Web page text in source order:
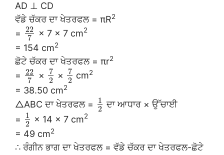
AD ⊥ CD
ਵੱਡੇ ਚੱਕਰ ਦਾ ਖੇਤਰਫਲ = πR2
=
22
7
× 7 × 7 cm2
= 154 cm2
ਛੋਟੇ ਚੱਕਰ ਦਾ ਖੇਤਰਫਲ = πr2
=
22
7
×
7
2
×
7
2 cm2
= 38.50 cm2
△ABC ਦਾ ਖੇਤਰਫਲ =
1
2 ਦਾ ਆਧਾਰ × ਉੱਚਾਈ
=
1
2
× 14 × 7 cm2
= 49 cm2
∴ ਰੰਗੀਨ ਭਾਗ ਦਾ ਖੇਤਰਫਲ = ਵੱਡੇ ਚੱਕਰ ਦਾ ਖੇਤਰਫਲ-ਛੋਟੇ